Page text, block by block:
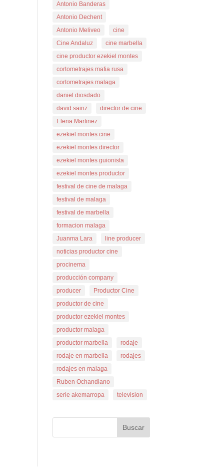
Antonio Banderas
Antonio Dechent
Antonio Meliveo
cine
Cine Andaluz
cine marbella
cine productor ezekiel montes
cortometrajes mafia rusa
cortometrajes malaga
daniel diosdado
david sainz
director de cine
Elena Martinez
ezekiel montes cine
ezekiel montes director
ezekiel montes guionista
ezekiel montes productor
festival de cine de malaga
festival de malaga
festival de marbella
formacion malaga
Juanma Lara
line producer
noticias productor cine
procinema
producción company
producer
Productor Cine
productor de cine
productor ezekiel montes
productor malaga
productor marbella
rodaje
rodaje en marbella
rodajes
rodajes en malaga
Ruben Ochandiano
serie akemarropa
television
Buscar